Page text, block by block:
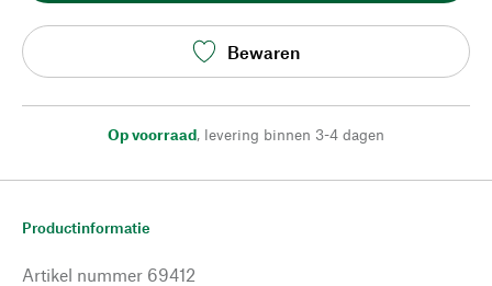
Bewaren
Op voorraad, levering binnen 3-4 dagen
Productinformatie
Artikel nummer 69412